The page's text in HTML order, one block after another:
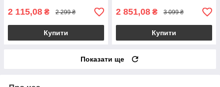
2 115,08 ₴ 2 299 ₴
Купити
2 851,08 ₴ 3 099 ₴
Купити
Показати ще